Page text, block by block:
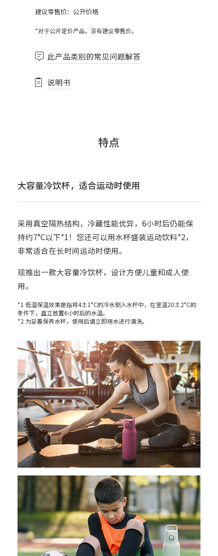
建议零售价：公开价格
*对于公开定价产品，没有建议零售价。
此产品类别的常见问题解答
说明书
特点
大容量冷饮杯，适合运动时使用
采用真空隔热结构，冷藏性能优异，6小时后仍能保
持约7°C以下*1！您还可以用水杯盛装运动饮料*2，
非常适合在长时间运动时使用。
现推出一款大容量冷饮杯，设计方便儿童和成人使
用。
*1 低温保温效果是指将4±1°C的冷水倒入水杯中，在室温20±2°C的
条件下，直立放置6小时后的水温。
*2 为妥善保养水杯，使用后请立即用水进行清洗。